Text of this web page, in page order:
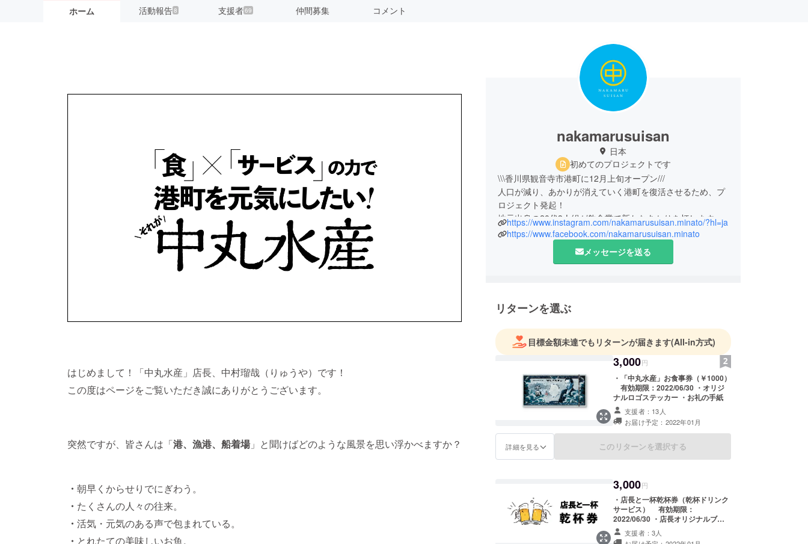
ホーム 活動報告8 支援者69 仲間募集 コメント
はじめまして！「中丸水産」店長、中村瑠哉（りゅうや）です！
この度はページをご覧いただき誠にありがとうございます。
突然ですが、皆さんは「港、漁港、船着場」と聞けばどのような風景を思い浮かべますか？
・ 朝早くからせりでにぎわう。
・ たくさんの人々の往来。
・ 活気・元気のある声で包まれている。
・ とれたての美味しいお魚。
nakamarusuisan
日本
初めてのプロジェクトです
\\\香川県観音寺市港町に12月上旬オープン///
人口が減り、あかりが消えていく港町を復活させるため、プ
ロジェクト発起！
地元出身の20代3人組が飲食業で新たなあかりを灯します。
https://www.instagram.com/nakamarusuisan.minato/?hl=ja
https://www.facebook.com/nakamarusuisan.minato
メッセージを送る
リターンを選ぶ
目標金額未達でもリターンが届きます(All-in方式)
3,000円
・「中丸水産」お食事券（￥1000）
有効期限：2022/06/30 ・オリジ
ナルロゴステッカー ・お礼の手紙
支援者：13人
お届け予定：2022年01月
詳細を見る このリターンを選択する
3,000円
・店長と一杯乾杯券（乾杯ドリンク
サービス） 有効期限：
2022/06/30 ・店長オリジナルブロ
マイド付き ・オリジナルロゴ入りス
テッカー ・お礼の手紙
支援者：3人